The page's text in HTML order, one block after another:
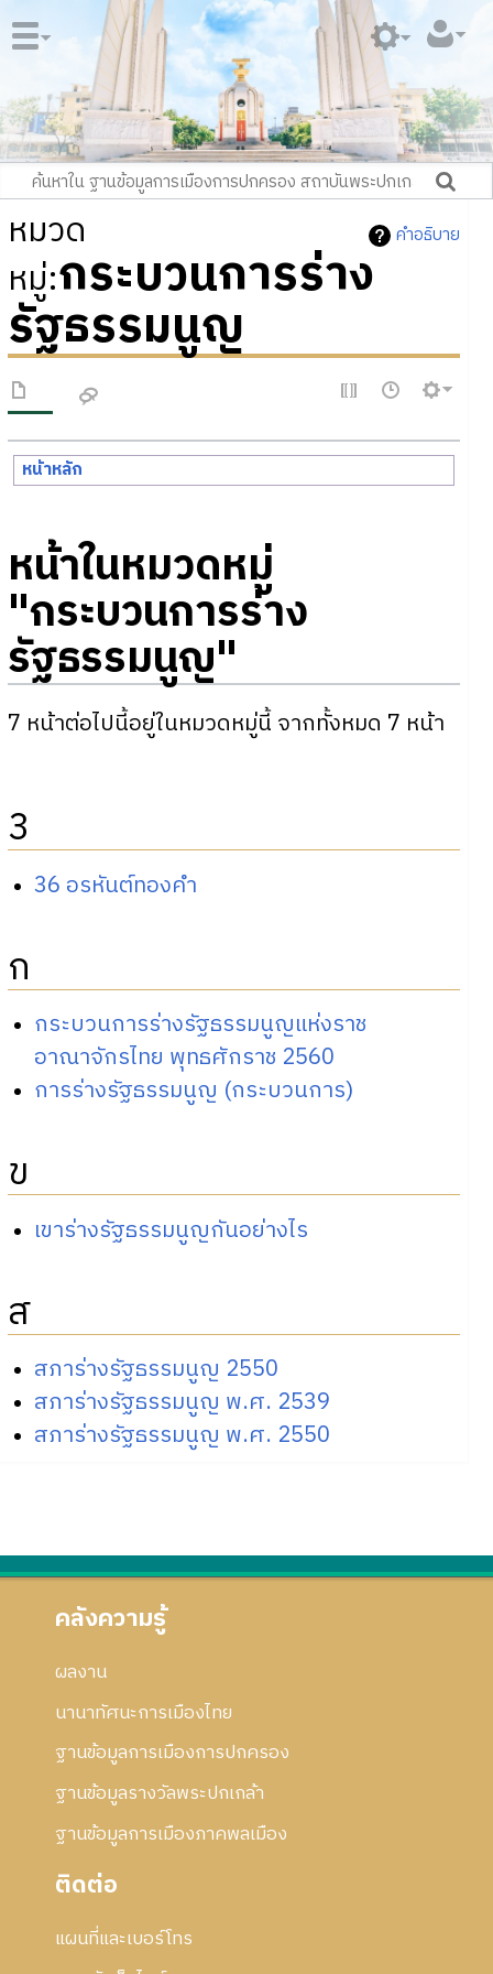
คำอธิบาย
หมวด
หมู่:กระบวนการร่าง
รัฐธรรมนูญ
หน้าหลัก
หน้าในหมวดหมู่
"กระบวนการร่าง
รัฐธรรมนูญ"
7 หน้าต่อไปนี้อยู่ในหมวดหมู่นี้ จากทั้งหมด 7 หน้า
3
36 อรหันต์ทองคำ
ก
กระบวนการร่างรัฐธรรมนูญแห่งราช
อาณาจักรไทย พุทธศักราช 2560
การร่างรัฐธรรมนูญ (กระบวนการ)
ข
เขาร่างรัฐธรรมนูญกันอย่างไร
ส
สภาร่างรัฐธรรมนูญ 2550
สภาร่างรัฐธรรมนูญ พ.ศ. 2539
สภาร่างรัฐธรรมนูญ พ.ศ. 2550
คลังความรู้
ผลงาน
นานาทัศนะการเมืองไทย
ฐานข้อมูลการเมืองการปกครอง
ฐานข้อมูลรางวัลพระปกเกล้า
ฐานข้อมูลการเมืองภาคพลเมือง
ติดต่อ
แผนที่และเบอร์โทร